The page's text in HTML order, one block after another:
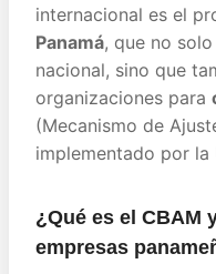
internacional es el
Panamá, que no
nacional, sino que
organizaciones para
(Mecanismo de
implementado por la
¿Qué es el CBAM
empresas